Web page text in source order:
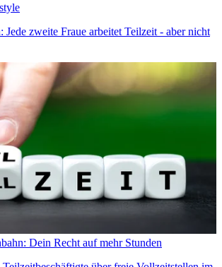
Jede zweite Fraue arbeitet Teilzeit - aber nicht
Dein Recht auf mehr Stunden